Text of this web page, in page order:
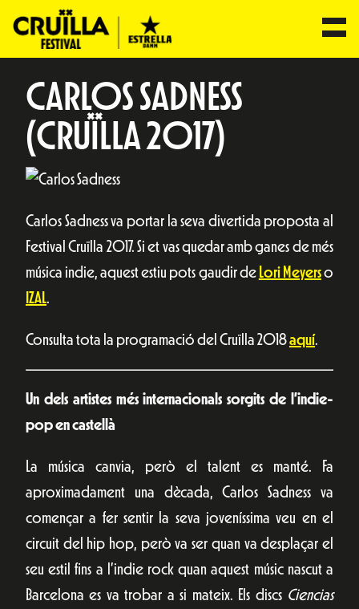
CARLOS SADNESS
(CRUÏLLA 2017)
Carlos Sadness va portar la seva divertida proposta al
Festival Cruïlla 2017. Si et vas quedar amb ganes de més
música indie, aquest estiu pots gaudir de Lori Meyerso
IZAL.
Consulta tota la programació del Cruïlla 2018aquí.
Un dels artistes més internacionals sorgits de l’indie-
pop en castellà
La música canvia, però el talent es manté. Fa
aproximadament una dècada, Carlos Sadness va
començar a fer sentir la seva joveníssima veu en el
circuit del hip hop, però va ser quan va desplaçar el
seu estil fins a l’indie rock quan aquest músic nascut a
Barcelona es va trobar a si mateix. Els discs Ciencias